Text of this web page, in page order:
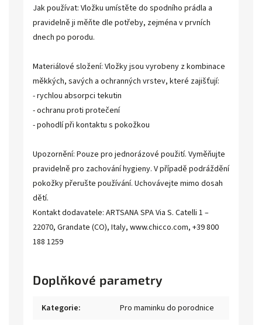
Jak používat: Vložku umístěte do spodního prádla a
pravidelně ji měňte dle potřeby, zejména v prvních
dnech po porodu.
Materiálové složení: Vložky jsou vyrobeny z kombinace
měkkých, savých a ochranných vrstev, které zajišťují:
- rychlou absorpci tekutin
- ochranu proti protečení
- pohodlí při kontaktu s pokožkou
Upozornění: Pouze pro jednorázové použití. Vyměňujte
pravidelně pro zachování hygieny. V případě podráždění
pokožky přerušte používání. Uchovávejte mimo dosah
dětí.
Kontakt dodavatele: ARTSANA SPA Via S. Catelli 1 –
22070, Grandate (CO), Italy, www.chicco.com, +39 800
188 1259
Doplňkové parametry
Kategorie:
Pro maminku do porodnice